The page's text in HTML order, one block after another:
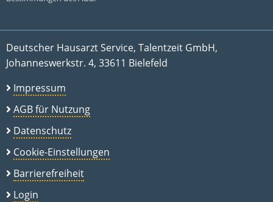
Deutscher Hausarzt Service, Talentzeit GmbH,
Johanneswerkstr. 4, 33611 Bielefeld
Impressum
AGB für Nutzung
Datenschutz
Cookie-Einstellungen
Barrierefreiheit
Login